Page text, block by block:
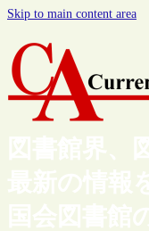
Skip to main content area
図書館界、
最新の情報
国会図書館